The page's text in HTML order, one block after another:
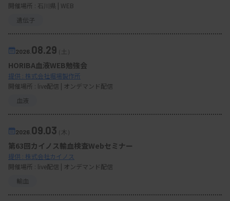
開催場所 : 石川県 | WEB
遺伝子
2026. 08.29 （土）
HORIBA血液WEB勉強会
提供 : 株式会社堀場製作所
開催場所 : live配信 | オンデマンド配信
血液
2026. 09.03（木）
第63回カイノス輸血検査Webセミナー
提供 : 株式会社カイノス
開催場所 : live配信 | オンデマンド配信
輸血